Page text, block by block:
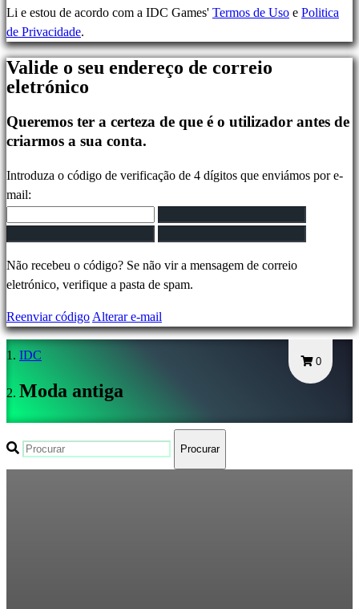
Media
Guias
Forum
IDC
Plays
Gifts
Suporte
Registar-
se
Esqueceu
sua
senha?
Mudar
Lingua
AR
Li e estou de acordo com a IDC Games' Termos de Uso e Politica
de Privacidade.
Valide o seu endereço de correio
eletrónico
Queremos ter a certeza de que é o utilizador antes de
criarmos a sua conta.
Introduza o código de verificação de 4 dígitos que enviámos por e-
mail:
Não recebeu o código? Se não vir a mensagem de correio
eletrónico, verifique a pasta de spam.
Reenviar código Alterar e-mail
0
IDC
Moda antiga
Procurar